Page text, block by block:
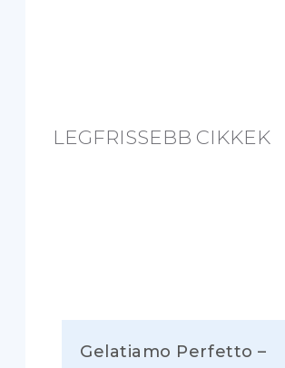
LEGFRISSEBB CIKKEK
Gelatiamo Perfetto –